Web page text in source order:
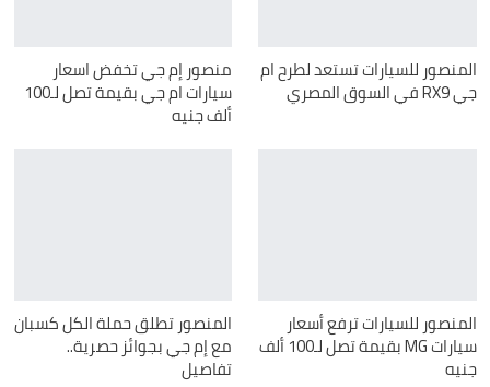
المنصور للسيارات تستعد لطرح ام
جي RX9 في السوق المصري
منصور إم جي تخفض اسعار
سيارات ام جي بقيمة تصل لـ100
ألف جنيه
المنصور للسيارات ترفع أسعار
سيارات MG بقيمة تصل لـ100 ألف
جنيه
المنصور تطلق حملة الكل كسبان
مع إم جي بجوائز حصرية..
تفاصيل